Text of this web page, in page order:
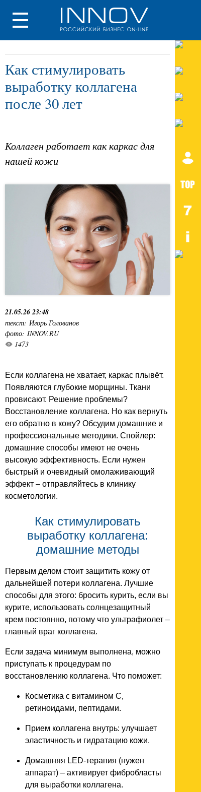
Как стимулировать
выработку коллагена
после 30 лет
Коллаген работает как каркас для
нашей кожи
21.05.26 23:48
текст: Игорь Голованов
фото: INNOV.RU
1473
Если коллагена не хватает, каркас плывёт.
Появляются глубокие морщины. Ткани
провисают. Решение проблемы?
Восстановление коллагена. Но как вернуть
его обратно в кожу? Обсудим домашние и
профессиональные методики. Спойлер:
домашние способы имеют не очень
высокую эффективность. Если нужен
быстрый и очевидный омолаживающий
эффект – отправляйтесь в клинику
косметологии.
Как стимулировать
выработку коллагена:
домашние методы
Первым делом стоит защитить кожу от
дальнейшей потери коллагена. Лучшие
способы для этого: бросить курить, если вы
курите, использовать солнцезащитный
крем постоянно, потому что ультрафиолет –
главный враг коллагена.
Если задача минимум выполнена, можно
приступать к процедурам по
восстановлению коллагена. Что поможет:
Косметика с витамином С,
ретиноидами, пептидами.
Прием коллагена внутрь: улучшает
эластичность и гидратацию кожи.
Домашняя LED-терапия (нужен
аппарат) – активирует фибробласты
для выработки коллагена.